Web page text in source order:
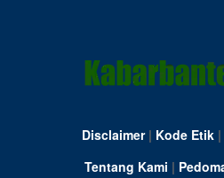
Disclaimer| Kode Etik|
Tentang Kami |